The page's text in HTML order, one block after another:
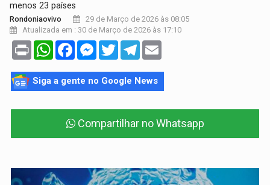
menos 23 países
Rondoniaovivo
29 de Março de 2026 às 08:05
Atualizada em : 30 de Março de 2026 às 17:10
Print WhatsAppFacebookMessenger
TwitterTelegram
Siga a gente no Google News
Compartilhar no Whatsapp